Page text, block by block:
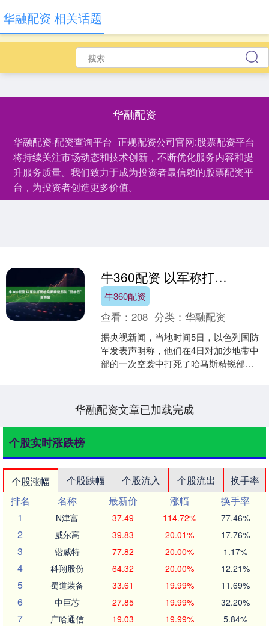
华融配资
华融配资-配资查询平台_正规配资公司官网:股票配资平台
将持续关注市场动态和技术创新，不断优化服务内容和提
升服务质量。我们致力于成为投资者最信赖的股票配资平
台，为投资者创造更多价值。
华融配资 相关话题
牛360配资 以军称打死哈马斯精锐部队“努赫巴”指挥官
牛360配资
查看：208 分类：华融配资
据央视新闻，当地时间5日，以色列国防
军发表声明称，他们在4日对加沙地带中
部的一次空袭中打死了哈马斯精锐部
华融配资文章已加载完成
个股实时涨跌榜
个股涨幅 个股跌幅 个股流入 个股流出
换手率
排名
名称 最新价 涨幅
换手率
1
N津富 37.49 114.72% 77.46%
2 威尔高 39.83 20.01% 17.76%
3 锴威特 77.82 20.00% 1.17%
4 科翔股份 64.32 20.00% 12.21%
5 蜀道装备 33.61 19.99% 11.69%
6 中巨芯 27.85 19.99% 32.20%
7 广哈通信 19.03 19.99% 5.84%